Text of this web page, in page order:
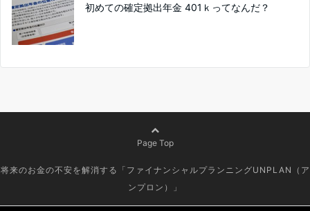
初めての確定拠出年金 401ｋってなんだ？
Page Top
将来のお金の不安を解消する「ファイナンシャルプランニングUNPLAN（ア
ンプロン）」